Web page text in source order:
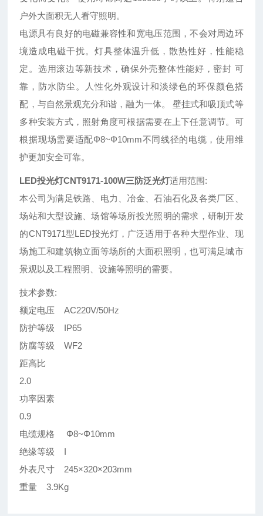
户外大面积无人看守照明。
电源具有良好的电磁兼容性和宽电压范围，不会对周边环
境造成电磁干扰。灯具整体温升低，散热性好，性能稳
定。选用滚边等新技术，确保外壳整体性能好，密封 可
靠，防水防尘。人性化外观设计和淡绿色的环保颜色搭
配，与自然景观充分和谐，融为一体。 壁挂式和吸顶式等
多种安装方式，照射角度可根据需要在上下任意调节。可
根据现场需要适配Φ8~Φ10mm不同线径的电缆，使用维
护更加安全可靠。
LED投光灯CNT9171-100W三防泛光灯适用范围:
本公司为满足铁路、电力、冶金、石油石化及各类厂区、
场站和大型设施、场馆等场所投光照明的需求，研制开发
的CNT9171型LED投光灯，广泛适用于各种大型作业、现
场施工和建筑物立面等场所的大面积照明，也可满足城市
景观以及工程照明、设施等照明的需要。
技术参数:
额定电压 AC220V/50Hz
防护等级 IP65
防腐等级 WF2
距高比
2.0
功率因素
0.9
电缆规格 Φ8~Φ10mm
绝缘等级 I
外表尺寸 245×320×203mm
重量 3.9Kg